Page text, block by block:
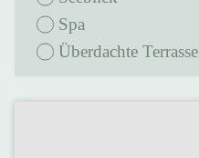
Spa
überdachte Terrasse